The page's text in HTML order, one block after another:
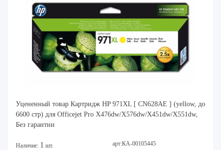
Уцененный товар Картридж HP 971XL [ CN628AE ] (yellow, до
6600 стр) для Officejet Pro X476dw/X576dw/X451dw/X551dw,
Без гарантии
Наличие: 1 шт. арт:КА-00105445